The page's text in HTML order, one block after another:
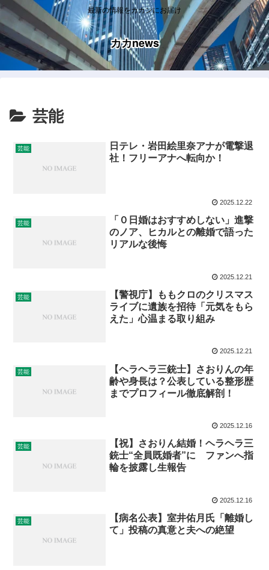
最新の情報をカカンにお届け
カカnews
芸能
芸能
日テレ・岩田絵里奈アナが電撃退
社！フリーアナへ転向か！
2025.12.22
芸能
「０日婚はおすすめしない」進撃
のノア、ヒカルとの離婚で語った
リアルな後悔
2025.12.21
芸能
【警視庁】ももクロのクリスマス
ライブに遺族を招待「元気をもら
えた」心温まる取り組み
2025.12.21
芸能
【ヘラヘラ三銃士】さおりんの年
齢や身長は？公表している整形歴
までプロフィール徹底解剖！
2025.12.16
芸能
【祝】さおりん結婚！ヘラヘラ三
銃士“全員既婚者”に ファンへ指
輪を披露し生報告
2025.12.16
芸能
【病名公表】室井佑月氏「離婚し
て」投稿の真意と夫への絶望